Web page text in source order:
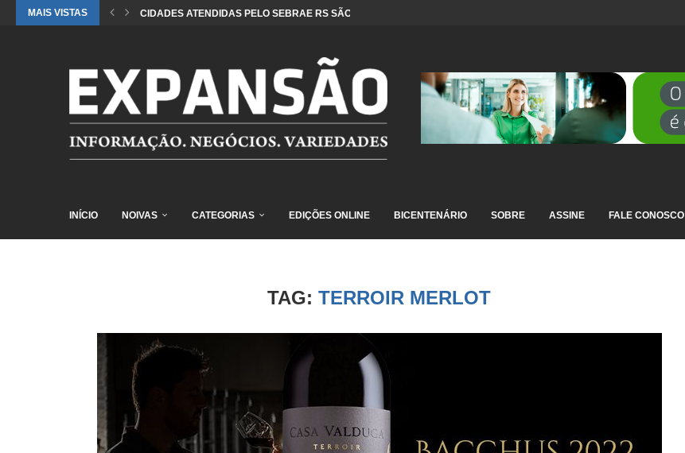
MAIS VISTAS CIDADES ATENDIDAS PELO SEBRAE RS SÃO DESTAQUE EM RANKING NACIONAL...
INÍCIO NOIVAS CATEGORIAS EDIÇÕES ONLINE BICENTENÁRIO SOBRE ASSINE FALE CONOSCO
TAG:TERROIR MERLOT